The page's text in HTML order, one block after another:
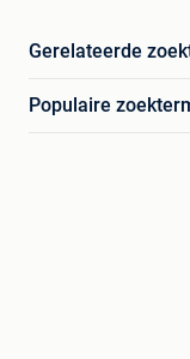
Gerelateerde
Populaire